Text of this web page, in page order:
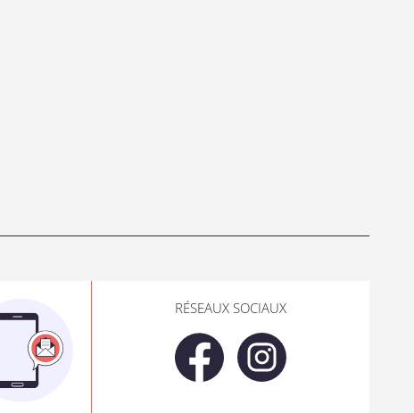
RÉSEAUX SOCIAUX